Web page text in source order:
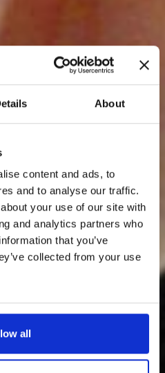
About
content and ads, to
and to analyse our traffic.
your use of our site with
and analytics partners who
that you’ve
collected from your use
all